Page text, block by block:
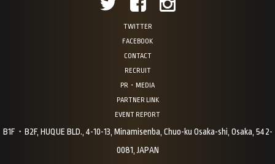
TWITTER
FACEBOOK
CONTACT
RECRUIT
PR・MEDIA
PARTNER LINK
EVENT REPORT
B1F・B2F, HUQUE BLD., 4-10-13, Minamisenba, Chuo-ku Osaka-shi, Osaka, 542-
0081, JAPAN